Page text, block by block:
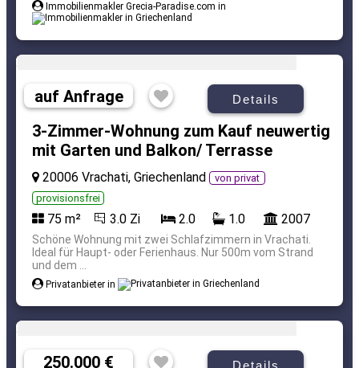
Immobilienmakler Grecia-Paradise.com in
auf Anfrage Details
3-Zimmer-Wohnung zum Kauf neuwertig
mit Garten und Balkon/ Terrasse
20006 Vrachati, Griechenland
von privat
provisionsfrei
75 m² 3.0 Zi 2.0 1.0 2007
Schöne Wohnung mit zwei Schlafzimmern in Vrachati.
Ideal für Haupt- oder Ferienhaus. Nur 500m vom Strand
und dem ...
Privatanbieter in
250.000 € Details